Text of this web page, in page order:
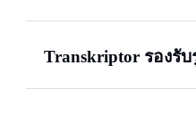
Transkriptor รองรับ